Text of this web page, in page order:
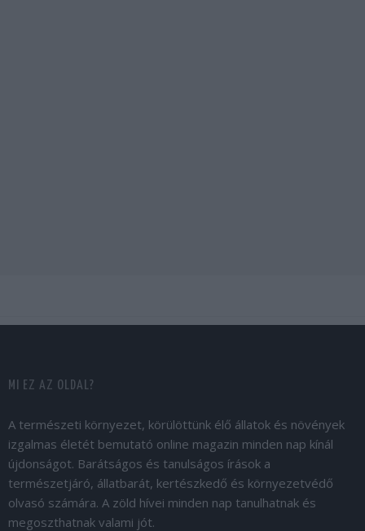
MI EZ AZ OLDAL?
A természeti környezet, körülöttünk élő állatok és növények
izgalmas életét bemutató online magazin minden nap kínál
újdonságot. Barátságos és tanulságos írások a
természetjáró, állatbarát, kertészkedő és környezetvédő
olvasó számára. A zöld hívei minden nap tanulhatnak és
megoszthatnak valami jót.